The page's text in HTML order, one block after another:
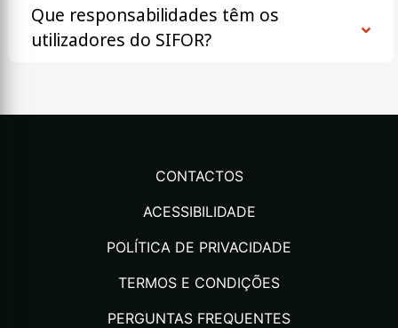
Que responsabilidades têm os
utilizadores do SIFOR?
CONTACTOS
ACESSIBILIDADE
POLÍTICA DE PRIVACIDADE
TERMOS E CONDIÇÕES
PERGUNTAS FREQUENTES